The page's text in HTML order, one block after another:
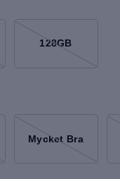
128GB
Mycket Bra